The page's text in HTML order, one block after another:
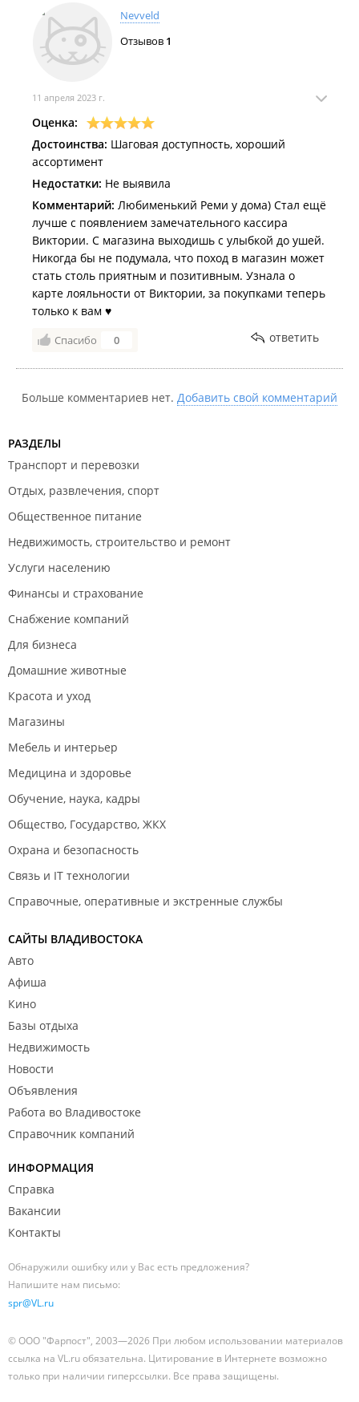
Аптеки:
Аптека " Премиум-Фарм
Магазин специализированных товаров "
Dr. Smoke
Ремонтная компания "
Салон красоты "
Пункты выдачи и автоматы:
Кофейный автомат "
";
Автомат "По продаже цветов".
Nevveld
Отзывов 1
11 апреля 2023 г.
Оценка:
Достоинства: Шаговая доступность, хороший
ассортимент
Недостатки: Не выявила
Комментарий: Любименький Реми у дома) Стал ещё
лучше с появлением замечательного кассира
Виктории. С магазина выходишь с улыбкой до ушей.
Никогда бы не подумала, что поход в магазин может
стать столь приятным и позитивным. Узнала о
карте лояльности от Виктории, за покупками теперь
только к вам ♥️
Спасибо 0 ответить
Больше комментариев нет. Добавить свой комментарий
РАЗДЕЛЫ
Транспорт и перевозки
Отдых, развлечения, спорт
Общественное питание
Недвижимость, строительство и ремонт
Услуги населению
Финансы и страхование
Снабжение компаний
Для бизнеса
Домашние животные
Красота и уход
Магазины
Мебель и интерьер
Медицина и здоровье
Обучение, наука, кадры
Общество, Государство, ЖКХ
Охрана и безопасность
Связь и IT технологии
Справочные, оперативные и экстренные службы
САЙТЫ ВЛАДИВОСТОКА
Авто
Афиша
Кино
Базы отдыха
Недвижимость
Новости
Объявления
Работа во Владивостоке
Справочник компаний
ИНФОРМАЦИЯ
Справка
Вакансии
Контакты
Обнаружили ошибку или у Вас есть предложения?
Напишите нам письмо:
spr@VL.ru
© ООО "Фарпост", 2003—2026 При любом использовании материалов
ссылка на VL.ru обязательна. Цитирование в Интернете возможно
только при наличии гиперссылки. Все права защищены.